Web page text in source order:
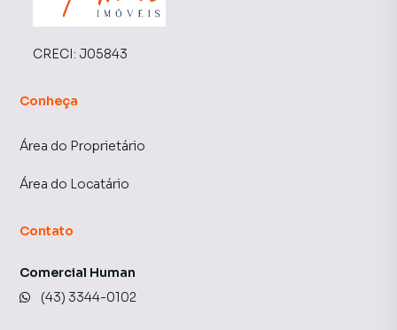
CRECI: J05843
Conheça
Área do Proprietário
Área do Locatário
Contato
Comercial Human
(43) 3344-0102